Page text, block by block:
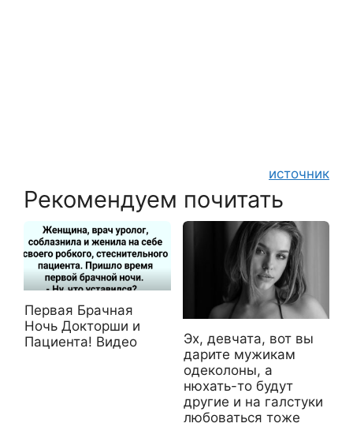
источник
Рекомендуем почитать
Первая Брачная
Ночь Докторши и
Пациента! Видео
Эх, девчата, вот вы
дарите мужикам
одеколоны, а
нюхать-то будут
другие и на галстуки
любоваться тоже